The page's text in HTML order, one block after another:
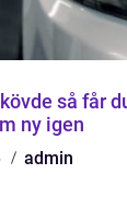
du bilen att
ny igen
admin